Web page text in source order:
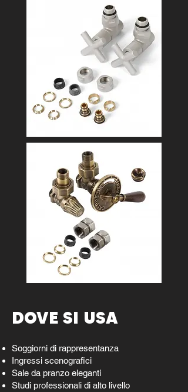
DOVE SI USA
Soggiorni di rappresentanza
Ingressi scenografici
Sale da pranzo eleganti
Studi professionali di alto livello